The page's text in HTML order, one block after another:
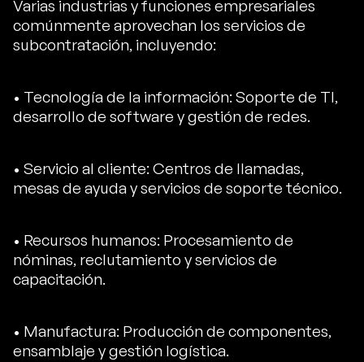
Varias industrias y funciones empresariales
comúnmente aprovechan los servicios de
subcontratación, incluyendo:
• Tecnología de la información: Soporte de TI,
desarrollo de software y gestión de redes.
• Servicio al cliente: Centros de llamadas,
mesas de ayuda y servicios de soporte técnico.
• Recursos humanos: Procesamiento de
nóminas, reclutamiento y servicios de
capacitación.
• Manufactura: Producción de componentes,
ensamblaje y gestión logística.